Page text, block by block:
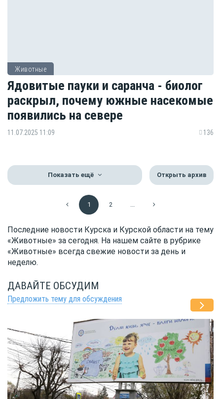
Животные
Ядовитые пауки и саранча - биолог
раскрыл, почему южные насекомые
появились на севере
11.07.2025 11:09 136
Показать ещё Открыть архив
1 2
Последние новости Курска и Курской области на тему
«Животные» за сегодня. На нашем сайте в рубрике
«Животные» всегда свежие новости за день и
неделю.
ДАВАЙТЕ ОБСУДИМ
Предложить тему для обсуждения